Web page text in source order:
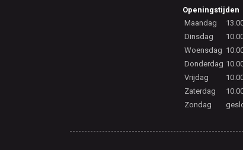
Openingstijden
Maandag
Dinsdag
Woensdag
Donderdag
Vrijdag
Zaterdag
Zondag